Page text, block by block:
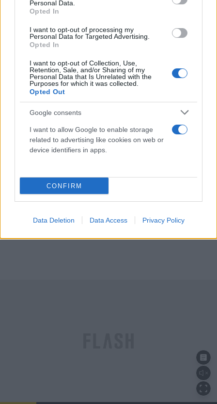
Personal Data.
Opted In
I want to opt-out of processing my
Personal Data for Targeted Advertising.
Opted In
I want to opt-out of Collection, Use,
Retention, Sale, and/or Sharing of my
Personal Data that Is Unrelated with the
Purposes for which it was collected.
Opted Out
Google consents
I want to allow Google to enable storage
related to advertising like cookies on web or
device identifiers in apps.
CONFIRM
Data Deletion Data Access Privacy Policy
Οδήγηση με σαγιονάρες: Επιτρέπεται
τελικά ή κινδυνεύεις με πρόστιμο;